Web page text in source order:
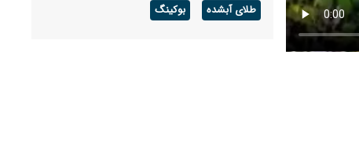
طلای آبشده بوکینگ